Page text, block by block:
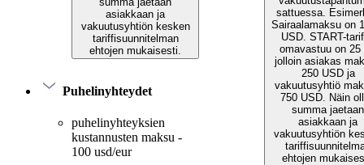
asiakkaan ja
vakuutusyhtiön kesken
tariffisuunnitelman
ehtojen mukaisesti.
Puhelinyhteydet
puhelinyhteyksien
kustannusten maksu -
100 usd/eur
sattuessa.
Sairaalamaksu on
USD. START-
omavastuu on 25
jolloin asiakas
250 USD ja
vakuutusyhtiö
750 USD. Näin
summa jaetaan
asiakkaan ja
vakuutusyhtiön
ehtojen